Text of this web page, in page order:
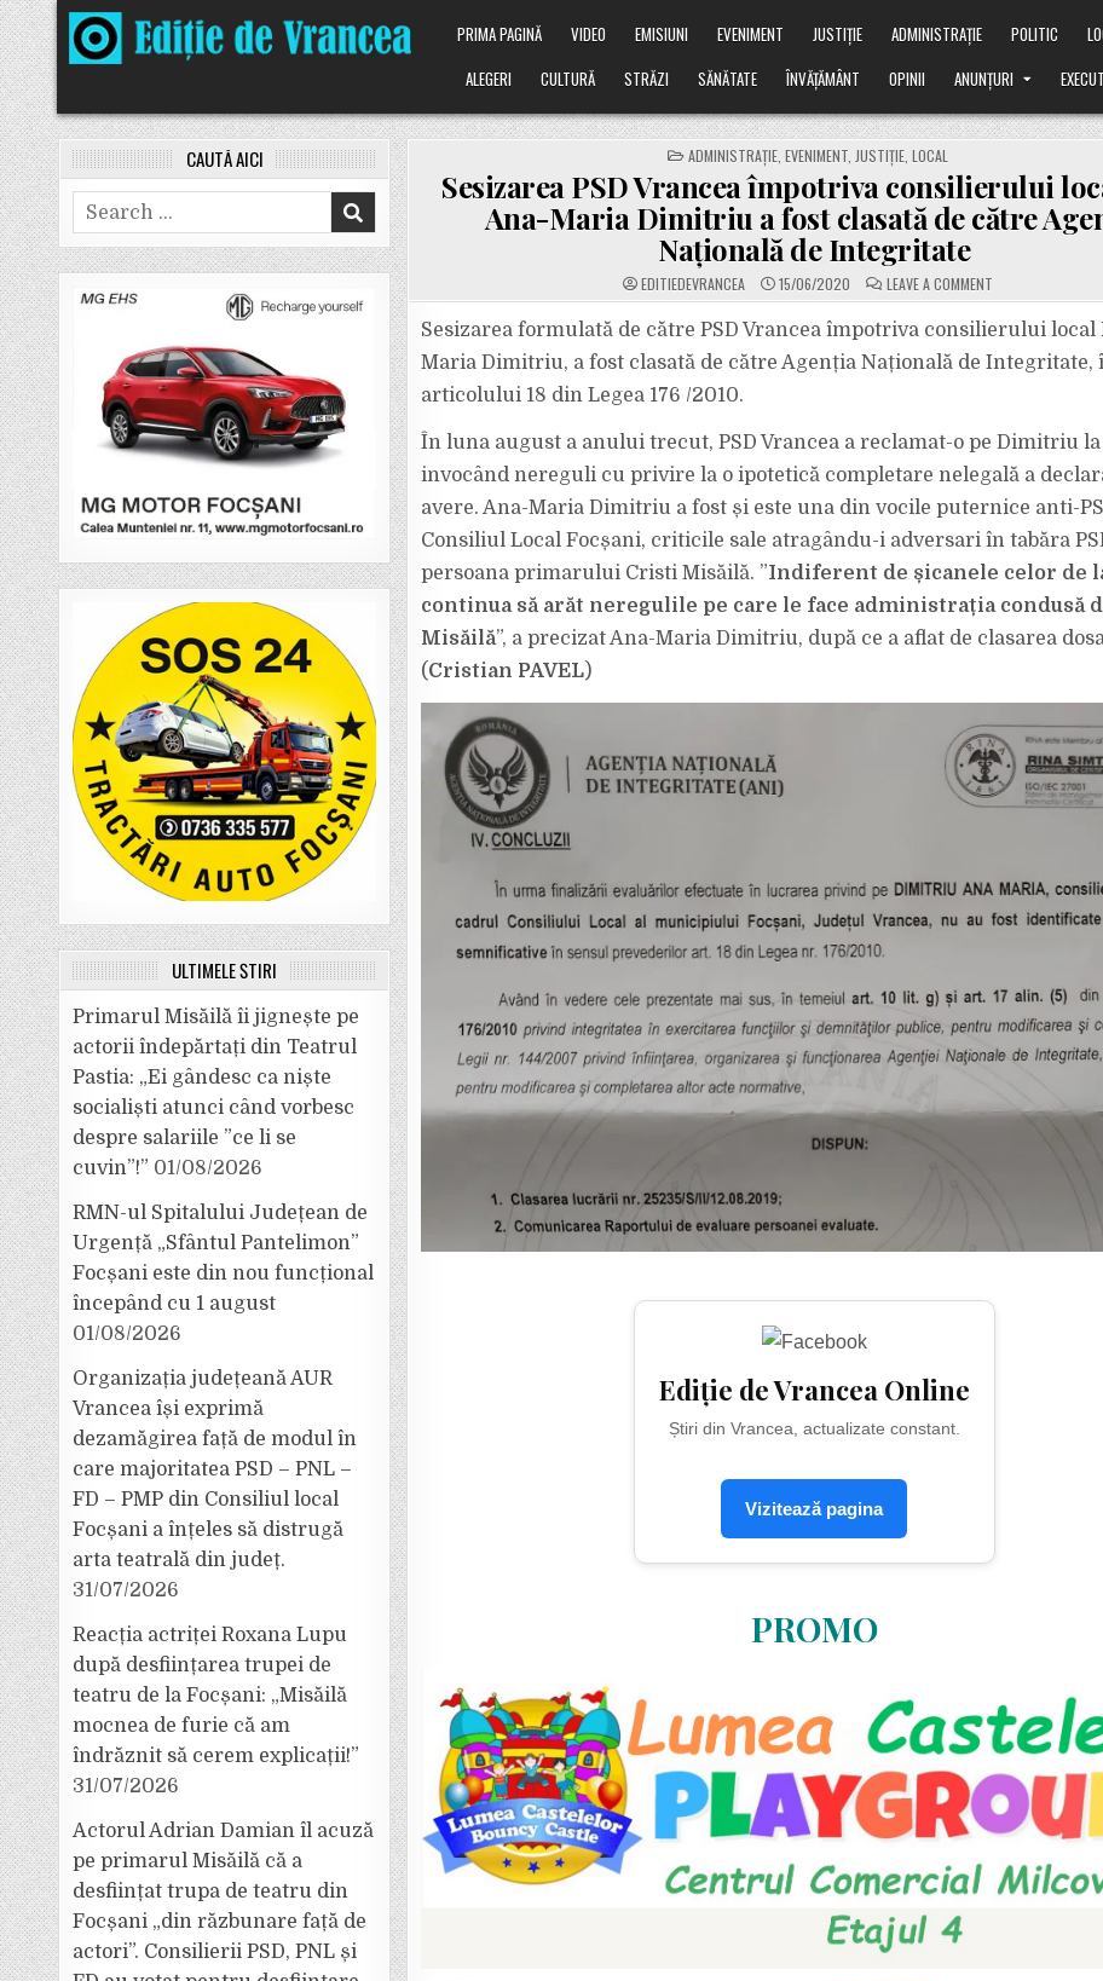
Skip
to
content
PRIMA PAGINĂ VIDEO EMISIUNI EVENIMENT JUSTIȚIE ADMINISTRAȚIE POLITIC
ALEGERI
CULTURĂ STRĂZI SĂNĂTATE ÎNVĂȚĂMÂNT OPINII ANUNȚURI
POSTED
IN
ADMINISTRAȚIE ,EVENIMENT JUSTIȚIE ,LOCAL
Sesizarea PSD Vrancea împotriva consilierului
Ana-Maria Dimitriu a fost clasată de către
Națională de Integritate
EDITIEDEVRANCEA 15/06/2020 LEAVE A COMMENT
SESIZAREA
VRANCEA
ÎMPOTRIVA
CONSILIERULUI
LOCAL
A
CLASATĂ
DE
CĂTRE
AGENȚIA
NAȚIONALĂ
DE
Sesizarea formulată de către PSD Vrancea împotriva consilierului local
Maria Dimitriu, a fost clasată de către Agenția Națională de Integritate,
articolului 18 din Legea 176 /2010.
În luna august a anului trecut, PSD Vrancea a reclamat-o pe Dimitriu la
invocând nereguli cu privire la o ipotetică completare nelegală a
avere. Ana-Maria Dimitriu a fost și este una din vocile puternice anti-
Consiliul Local Focșani, criticile sale atragându-i adversari în tabăra
persoana primarului Cristi Misăilă. ”Indiferent de șicanele celor de
continua să arăt neregulile pe care le face administrația condusă
Misăilă”, a precizat Ana-Maria Dimitriu, după ce a aflat de clasarea
(Cristian PAVEL)
Ediție de Vrancea Online
Știri din Vrancea, actualizate constant.
Vizitează pagina
PROMO
CAUTĂ AICI
Search
for:
ULTIMELE ȘTIRI
Primarul Misăilă îi jignește pe
actorii îndepărtați din Teatrul
Pastia: „Ei gândesc ca niște
socialiști atunci când vorbesc
despre salariile ”ce li se
cuvin”!” 01/08/2026
RMN-ul Spitalului Județean de
Urgență „Sfântul Pantelimon”
Focșani este din nou funcțional
începând cu 1 august
01/08/2026
Organizația județeană AUR
Vrancea își exprimă
dezamăgirea față de modul în
care majoritatea PSD – PNL –
FD – PMP din Consiliul local
Focșani a înțeles să distrugă
arta teatrală din județ.
31/07/2026
Reacția actriței Roxana Lupu
după desființarea trupei de
teatru de la Focșani: „Misăilă
mocnea de furie că am
îndrăznit să cerem explicații!”
31/07/2026
Actorul Adrian Damian îl acuză
pe primarul Misăilă că a
desființat trupa de teatru din
Focșani „din răzbunare față de
actori”. Consilierii PSD, PNL și